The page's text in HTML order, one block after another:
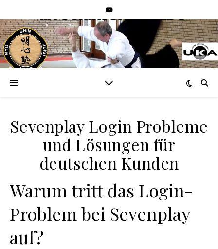
Sevenplay Login Probleme
und Lösungen für
deutschen Kunden
Warum tritt das Login-
Problem bei Sevenplay
auf?